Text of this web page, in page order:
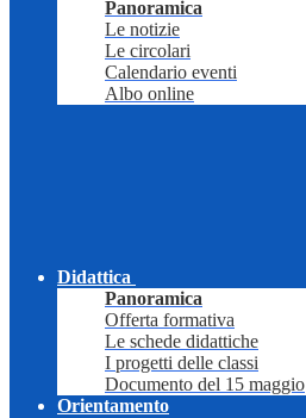
Panoramica
Le notizie
Le circolari
Calendario eventi
Albo online
Didattica
Panoramica
Offerta formativa
Le schede didattiche
I progetti delle classi
Documento del 15 maggio
Orientamento